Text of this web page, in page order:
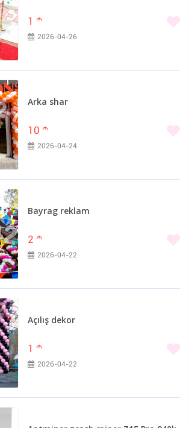
1 m
2026-04-26
Arka shar
10 m
2026-04-24
Bayrag reklam
2 m
2026-04-22
Açılış dekor
1 m
2026-04-22